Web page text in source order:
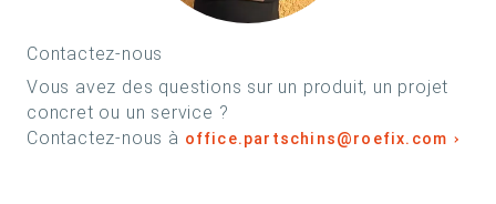
Contactez-nous
Vous avez des questions sur un produit, un projet
concret ou un service ?
Contactez-nous à office.partschins@roefix.com